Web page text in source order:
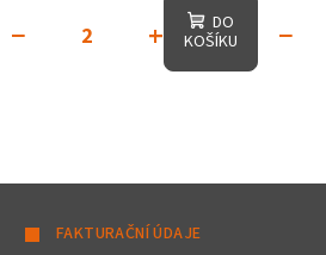
+
−
DO
KOŠÍKU
−
FAKTURAČNÍ ÚDAJE